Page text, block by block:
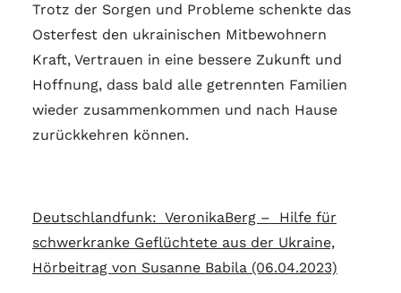
Trotz der Sorgen und Probleme schenkte das
Osterfest den ukrainischen Mitbewohnern
Kraft, Vertrauen in eine bessere Zukunft und
Hoffnung, dass bald alle getrennten Familien
wieder zusammenkommen und nach Hause
zurückkehren können.
Deutschlandfunk: VeronikaBerg – Hilfe für
schwerkranke Geflüchtete aus der Ukraine,
Hörbeitrag von Susanne Babila (06.04.2023)